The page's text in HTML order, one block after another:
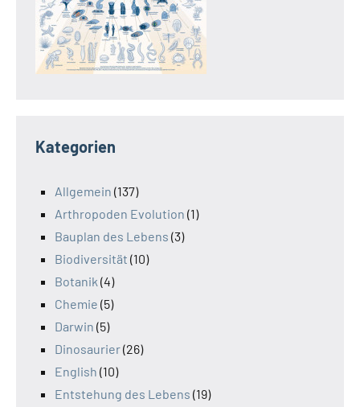
Kategorien
Allgemein (137)
Arthropoden Evolution (1)
Bauplan des Lebens (3)
Biodiversität (10)
Botanik (4)
Chemie (5)
Darwin (5)
Dinosaurier(26)
English (10)
Entstehung des Lebens (19)